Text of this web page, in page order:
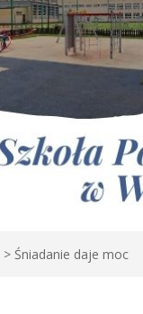
> Śniadanie daje moc